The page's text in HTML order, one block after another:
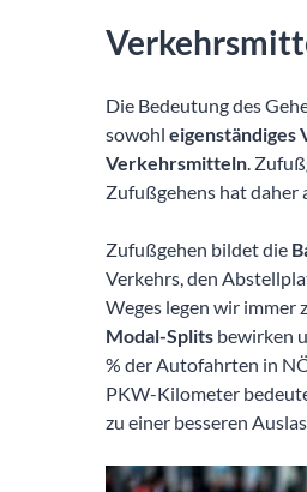
Die Bedeutung des
sowohl eigenständiges
Verkehrsmitteln.
Zufußgehens hat daher
Zufußgehen bildet die
Verkehrs, den
Weges legen wir immer
Modal-Splits bewirken
% der Autofahrten in
PKW-Kilometer
zu einer besseren